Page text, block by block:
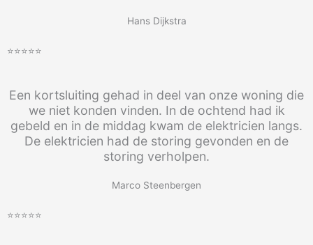
Hans Dijkstra
⭐⭐⭐⭐⭐
Een kortsluiting gehad in deel van onze woning die
we niet konden vinden. In de ochtend had ik
gebeld en in de middag kwam de elektricien langs.
De elektricien had de storing gevonden en de
storing verholpen.
Marco Steenbergen
⭐⭐⭐⭐⭐